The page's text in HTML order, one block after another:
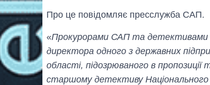
Про це повідомляє пресслужба САП.
«Прокурорами САП та детективами
директора одного з державних
області, підозрюваного в пропозиції
старшому детективу